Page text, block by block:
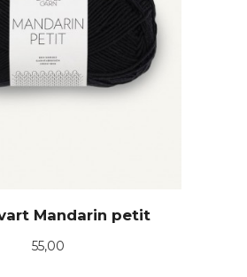
Mandarin petit
Pris
55,00